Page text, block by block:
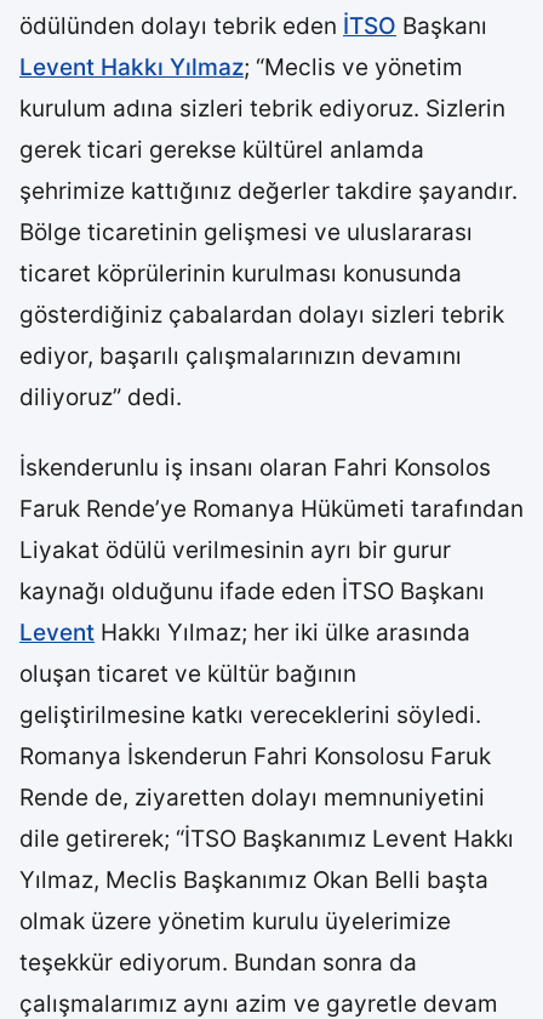
ödülünden dolayı tebrik eden İTSO Başkanı
Levent Hakkı Yılmaz; “Meclis ve yönetim
kurulum adına sizleri tebrik ediyoruz. Sizlerin
gerek ticari gerekse kültürel anlamda
şehrimize kattığınız değerler takdire şayandır.
Bölge ticaretinin gelişmesi ve uluslararası
ticaret köprülerinin kurulması konusunda
gösterdiğiniz çabalardan dolayı sizleri tebrik
ediyor, başarılı çalışmalarınızın devamını
diliyoruz” dedi.
İskenderunlu iş insanı olaran Fahri Konsolos
Faruk Rende’ye Romanya Hükümeti tarafından
Liyakat ödülü verilmesinin ayrı bir gurur
kaynağı olduğunu ifade eden İTSO Başkanı
Levent Hakkı Yılmaz; her iki ülke arasında
oluşan ticaret ve kültür bağının
geliştirilmesine katkı vereceklerini söyledi.
Romanya İskenderun Fahri Konsolosu Faruk
Rende de, ziyaretten dolayı memnuniyetini
dile getirerek; “İTSO Başkanımız Levent Hakkı
Yılmaz, Meclis Başkanımız Okan Belli başta
olmak üzere yönetim kurulu üyelerimize
teşekkür ediyorum. Bundan sonra da
çalışmalarımız aynı azim ve gayretle devam